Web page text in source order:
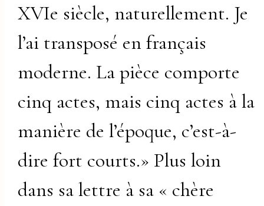
XVIe siècle, naturellement. Je
l’ai transposé en français
moderne. La pièce comporte
cinq actes, mais cinq actes à la
manière de l’époque, c’est-à-
dire fort courts.» Plus loin
dans sa lettre à sa « chère